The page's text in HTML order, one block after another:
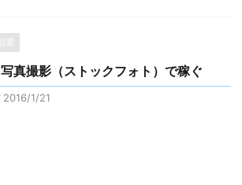
副業
写真撮影（ストックフォト）で稼ぐ
2016/1/21